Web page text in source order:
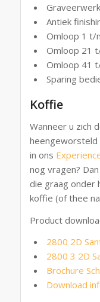
Antiek
Omloop 1 t/
Omloop 21
Omloop 41
Sparing
Koffie
Wanneer u zich
heengeworsteld
in ons
nog vragen?
die graag onder
koffie (of thee
Product
2800 2D
2800 3 2D
Brochure
Download